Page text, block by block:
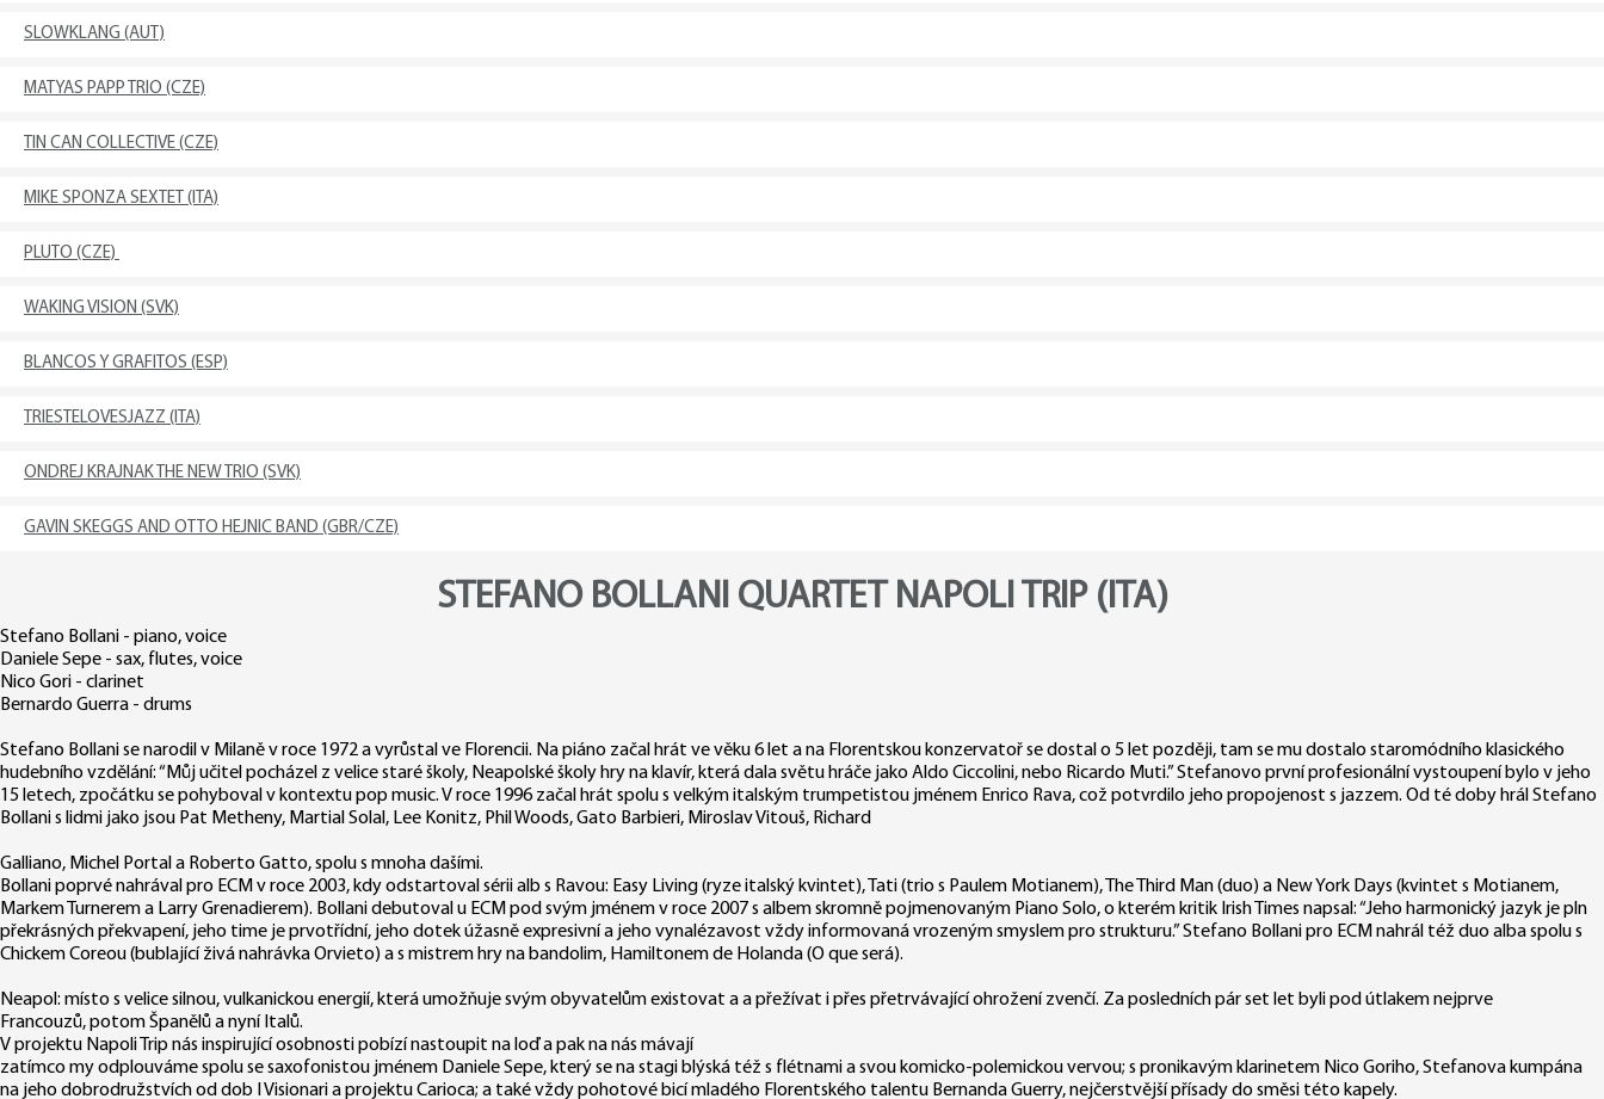
SLOWKLANG (AUT)
MATYAS PAPP TRIO (CZE)
TIN CAN COLLECTIVE (CZE)
MIKE SPONZA SEXTET (ITA)
PLUTO (CZE)
WAKING VISION (SVK)
BLANCOS Y GRAFITOS (ESP)
TRIESTELOVESJAZZ (ITA)
ONDREJ KRAJNAK THE NEW TRIO (SVK)
GAVIN SKEGGS AND OTTO HEJNIC BAND (GBR/CZE)
STEFANO BOLLANI QUARTET NAPOLI TRIP (ITA)
Stefano Bollani - piano, voice
Daniele Sepe - sax, flutes, voice
Nico Gori - clarinet
Bernardo Guerra - drums
Stefano Bollani se narodil v Milaně v roce 1972 a vyrůstal ve Florencii. Na piáno začal hrát ve věku 6 let a na Florentskou konzervatoř se dostal o 5 let později, tam se mu dostalo staromódního klasického
hudebního vzdělání: “Můj učitel pocházel z velice staré školy, Neapolské školy hry na klavír, která dala světu hráče jako Aldo Ciccolini, nebo Ricardo Muti.” Stefanovo první profesionální vystoupení bylo v jeho
15 letech, zpočátku se pohyboval v kontextu pop music. V roce 1996 začal hrát spolu s velkým italským trumpetistou jménem Enrico Rava, což potvrdilo jeho propojenost s jazzem. Od té doby hrál Stefano
Bollani s lidmi jako jsou Pat Metheny, Martial Solal, Lee Konitz, Phil Woods, Gato Barbieri, Miroslav Vitouš, Richard
Galliano, Michel Portal a Roberto Gatto, spolu s mnoha dašími.
Bollani poprvé nahrával pro ECM v roce 2003, kdy odstartoval sérii alb s Ravou: Easy Living (ryze italský kvintet), Tati (trio s Paulem Motianem), The Third Man (duo) a New York Days (kvintet s Motianem,
Markem Turnerem a Larry Grenadierem). Bollani debutoval u ECM pod svým jménem v roce 2007 s albem skromně pojmenovaným Piano Solo, o kterém kritik Irish Times napsal: “Jeho harmonický jazyk je pln
překrásných překvapení, jeho time je prvotřídní, jeho dotek úžasně expresivní a jeho vynalézavost vždy informovaná vrozeným smyslem pro strukturu.” Stefano Bollani pro ECM nahrál též duo alba spolu s
Chickem Coreou (bublající živá nahrávka Orvieto) a s mistrem hry na bandolim, Hamiltonem de Holanda (O que será).
Neapol: místo s velice silnou, vulkanickou energií, která umožňuje svým obyvatelům existovat a a přežívat i přes přetrvávající ohrožení zvenčí. Za posledních pár set let byli pod útlakem nejprve
Francouzů, potom Španělů a nyní Italů.
V projektu Napoli Trip nás inspirující osobnosti pobízí nastoupit na loď a pak na nás mávají
zatímco my odplouváme spolu se saxofonistou jménem Daniele Sepe, který se na stagi blýská též s flétnami a svou komicko-polemickou vervou; s pronikavým klarinetem Nico Goriho, Stefanova kumpána
na jeho dobrodružstvích od dob I Visionari a projektu Carioca; a také vždy pohotové bicí mladého Florentského talentu Bernanda Guerry, nejčerstvější přísady do směsi této kapely.